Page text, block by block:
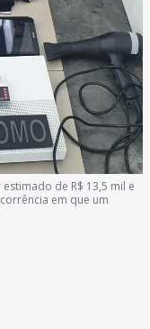
de R$ 13,5 mil e
em que um